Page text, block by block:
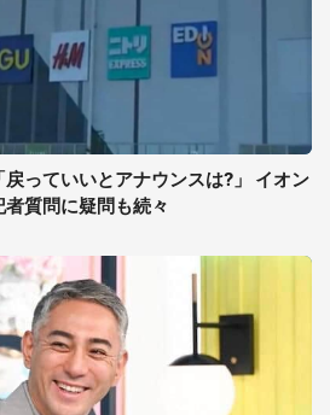
戻っていいとアナウンスは?」 イオン
質問に疑問も続々